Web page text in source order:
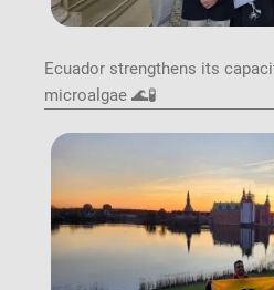
Ecuador strengthens its
microalgae 🌊🧪
Image